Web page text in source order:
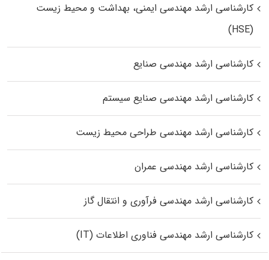
کارشناسی ارشد مهندسی ایمنی، بهداشت و محیط زیست
(HSE)
کارشناسی ارشد مهندسی صنایع
کارشناسی ارشد مهندسی صنایع سیستم
کارشناسی ارشد مهندسی طراحی محیط زیست
کارشناسی ارشد مهندسی عمران
کارشناسی ارشد مهندسی فرآوری و انتقال گاز
کارشناسی ارشد مهندسی فناوری اطلاعات (IT)